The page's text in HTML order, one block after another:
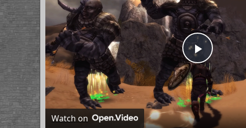
Play
Video
Watch on